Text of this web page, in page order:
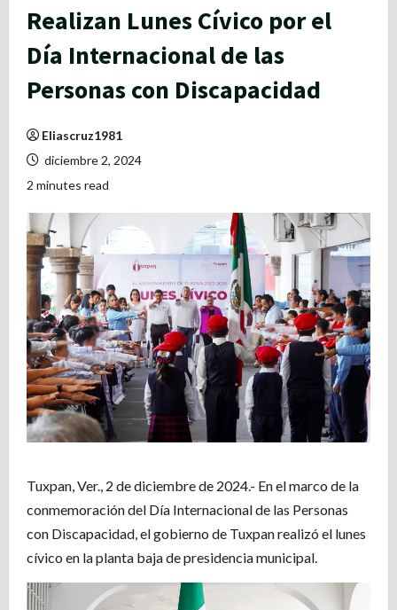
Realizan Lunes Cívico por el
Día Internacional de las
Personas con Discapacidad
Eliascruz1981
diciembre 2, 2024
2 minutes read
Tuxpan, Ver., 2 de diciembre de 2024.- En el marco de la
conmemoración del Día Internacional de las Personas
con Discapacidad, el gobierno de Tuxpan realizó el lunes
cívico en la planta baja de presidencia municipal.